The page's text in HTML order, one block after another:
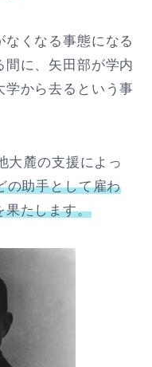
くなる事態になる
間に、矢田部が学内
学から去るという事
大麓の支援によっ
の助手として雇わ
果たします。